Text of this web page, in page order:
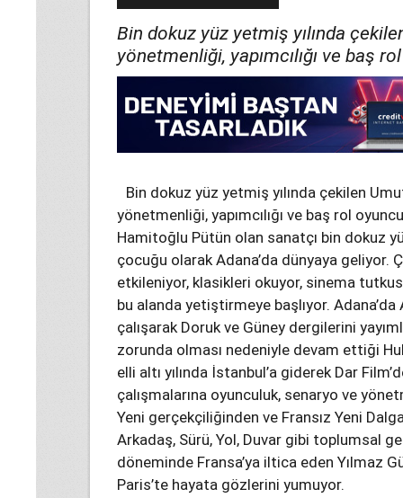
Bin dokuz yüz yetmiş yılında
yönetmenliği, yapımcılığı ve baş
Bin dokuz yüz yetmiş yılında çekilen
yönetmenliği, yapımcılığı ve baş rol
Hamitoğlu Pütün olan sanatçı bin dokuz
çocuğu olarak Adana’da dünyaya
etkileniyor, klasikleri okuyor, sinema
bu alanda yetiştirmeye başlıyor.
çalışarak Doruk ve Güney dergilerini
zorunda olması nedeniyle devam ettiği
elli altı yılında İstanbul’a giderek Dar
çalışmalarına oyunculuk, senaryo ve
Yeni gerçekçiliğinden ve Fransız Yeni
Arkadaş, Sürü, Yol, Duvar gibi toplumsal
döneminde Fransa’ya iltica eden Yılmaz
Paris’te hayata gözlerini yumuyor.